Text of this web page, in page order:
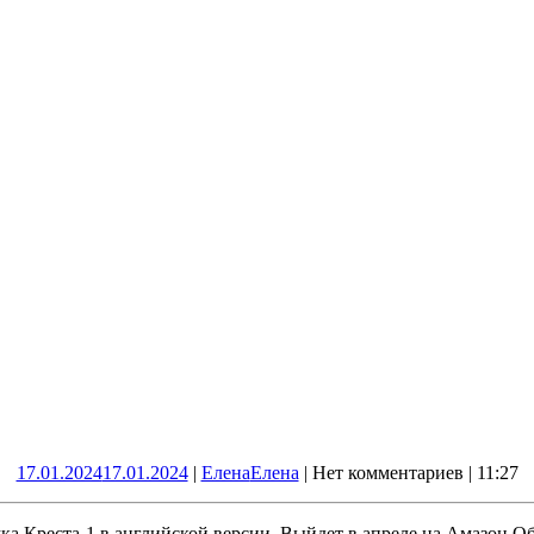
17.01.202417.01.2024 | ЕленаЕлена | Нет комментариев | 11:27